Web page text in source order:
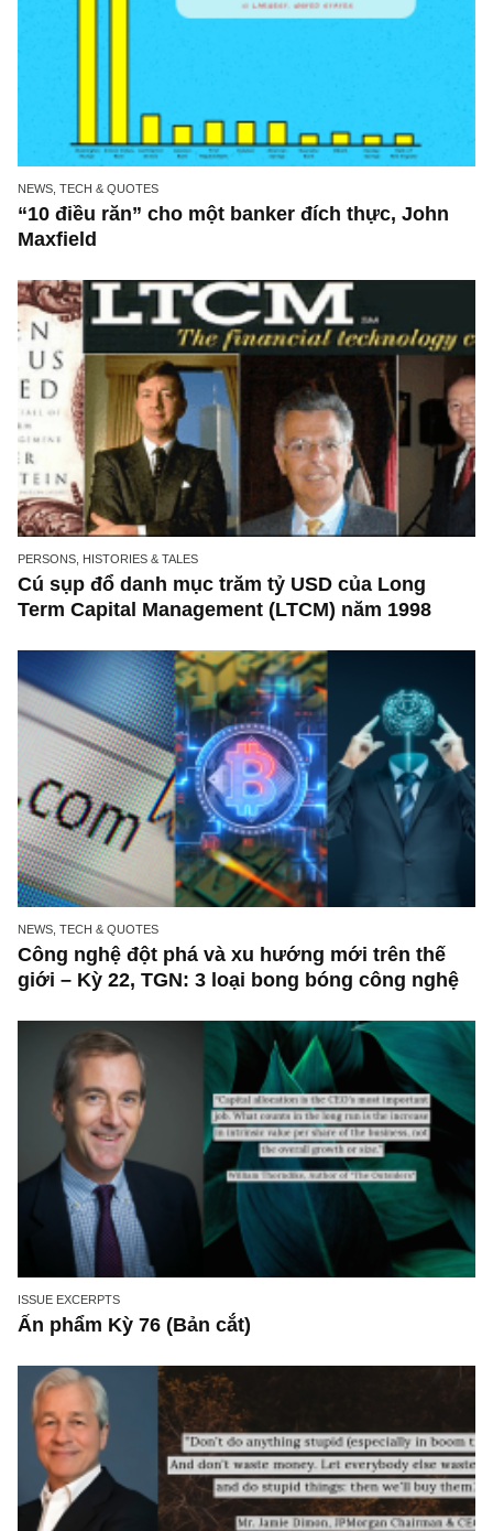
NEWS, TECH & QUOTES
“10 điều răn” cho một banker đích thực,
Maxfield
PERSONS, HISTORIES & TALES
Cú sụp đổ danh mục trăm tỷ USD của Long
Term Capital Management (LTCM) năm 1998
NEWS, TECH & QUOTES
Công nghệ đột phá và xu hướng mới trên
giới – Kỳ 22, TGN: 3 loại bong bóng công